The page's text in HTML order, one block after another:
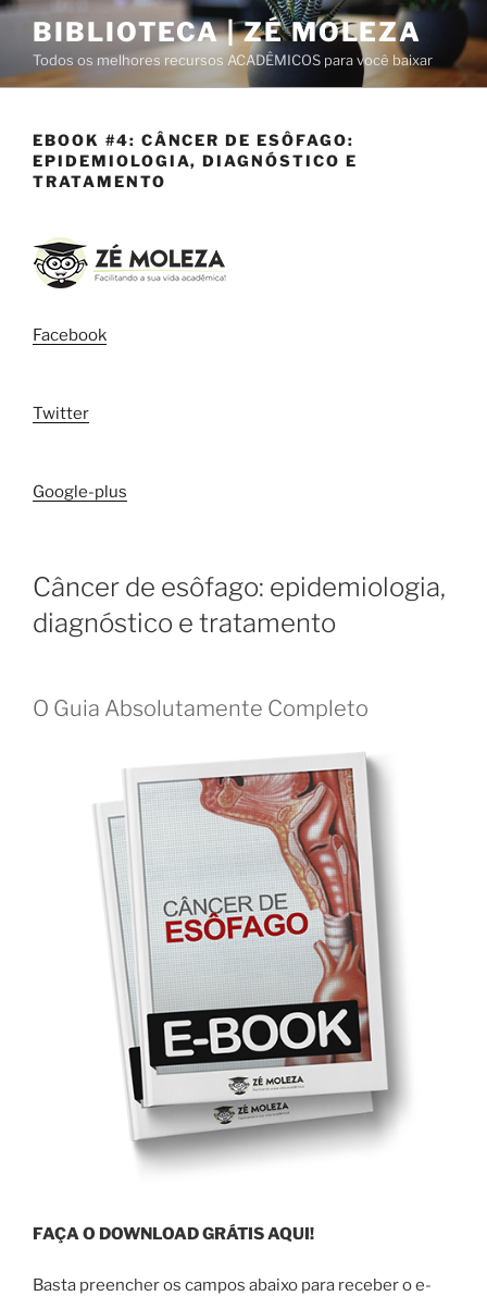
Pular
conteúdo
BIBLIOTECA | ZÉ MOLEZA
Todos os melhores recursos ACADÊMICOS para você baixar
EBOOK #4: CÂNCER DE ESÔFAGO:
EPIDEMIOLOGIA, DIAGNÓSTICO E
TRATAMENTO
Facebook
Twitter
Google-plus
Câncer de esôfago: epidemiologia,
diagnóstico e tratamento
O Guia Absolutamente Completo
FAÇA O DOWNLOAD GRÁTIS AQUI!
Basta preencher os campos abaixo para receber o e-